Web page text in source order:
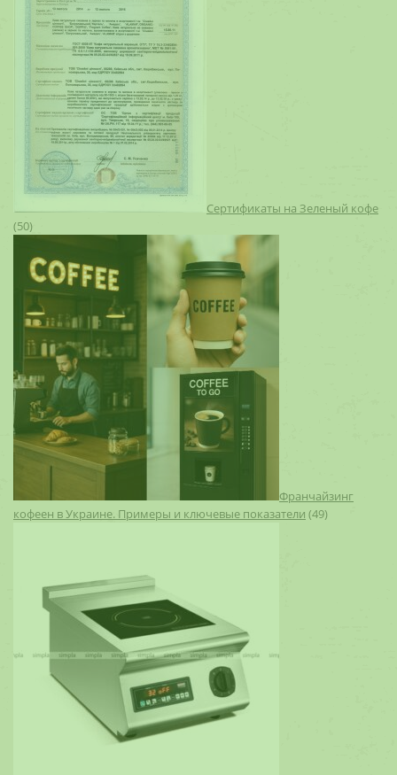
Сертификаты на Зеленый кофе
(50)
Франчайзинг
кофеен в Украине. Примеры и ключевые показатели (49)